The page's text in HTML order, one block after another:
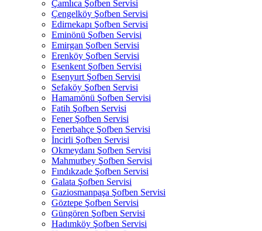
Çamlıca Şofben Servisi
Çengelköy Şofben Servisi
Edirnekapı Şofben Servisi
Eminönü Şofben Servisi
Emirgan Şofben Servisi
Erenköy Şofben Servisi
Esenkent Şofben Servisi
Esenyurt Şofben Servisi
Sefaköy Şofben Servisi
Hamamönü Şofben Servisi
Fatih Şofben Servisi
Fener Şofben Servisi
Fenerbahçe Şofben Servisi
İncirli Şofben Servisi
Okmeydanı Şofben Servisi
Mahmutbey Şofben Servisi
Fındıkzade Şofben Servisi
Galata Şofben Servisi
Gaziosmanpaşa Şofben Servisi
Göztepe Şofben Servisi
Güngören Şofben Servisi
Hadımköy Şofben Servisi